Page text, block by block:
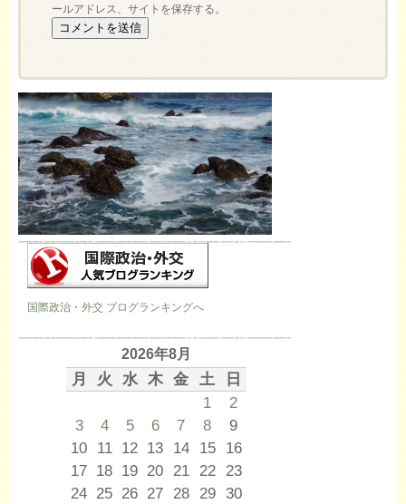
ールアドレス、サイトを保存する。
国際政治・外交 ブログランキングへ
2026年8月
月 火 水 木 金 土
日
1
2
3
4 5 6 7 8
9
10 11 12 13 14 15
16
17 18 19 20 21 22
23
24 25 26 27 28 29 30